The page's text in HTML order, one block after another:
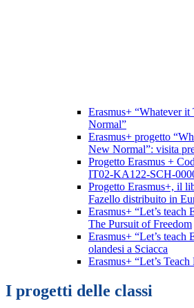
Erasmus+ “Whatever
Normal”
Erasmus+ progetto
New Normal”: visita
Progetto Erasmus +
IT02-KA122-SCH-
Progetto Erasmus+, il
Fazello distribuito in
Erasmus+ “Let’s teach
The Pursuit of Freedom
Erasmus+ “Let’s teach
olandesi a Sciacca
Erasmus+ “Let’s Teach
I progetti delle classi